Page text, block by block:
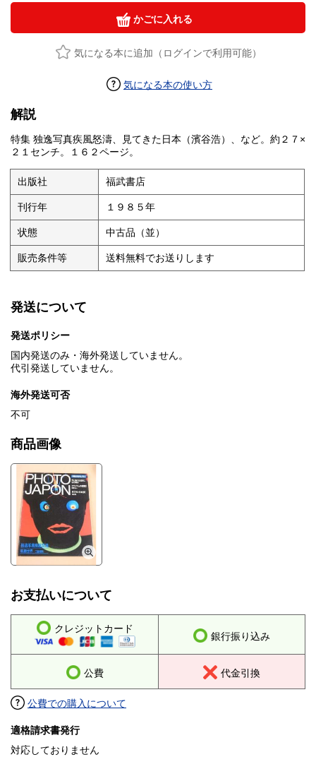
かごに入れる
気になる本に追加（ログインで利用可能）
気になる本の使い方
解説
特集 独逸写真疾風怒濤、見てきた日本（濱谷浩）、など。約２７×
２１センチ。１６２ページ。
出版社 福武書店
刊行年 １９８５年
状態 中古品（並）
販売条件等 送料無料でお送りします
発送について
発送ポリシー
国内発送のみ・海外発送していません。
代引発送していません。
海外発送可否
不可
商品画像
お支払いについて
クレジットカード
銀行振り込み
公費 代金引換
公費での購入について
適格請求書発行
対応しておりません